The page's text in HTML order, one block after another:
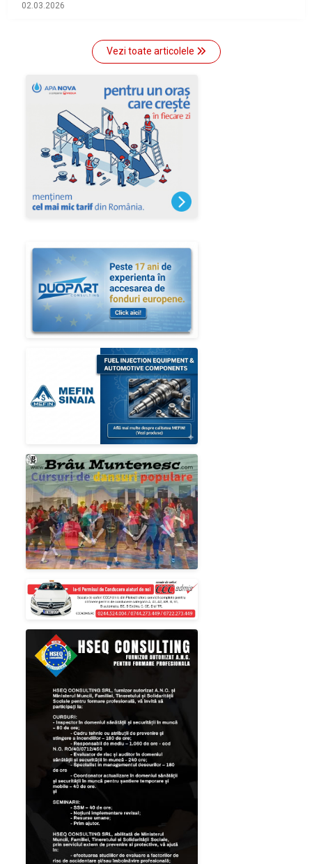
02.03.2026
Vezi toate articolele